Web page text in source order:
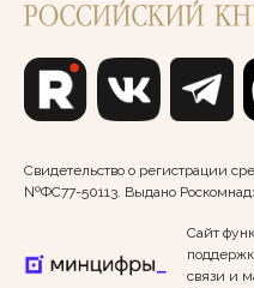
Свидетельство о регистрации
№ФС77-50113. Выдано
Сайт
связи и